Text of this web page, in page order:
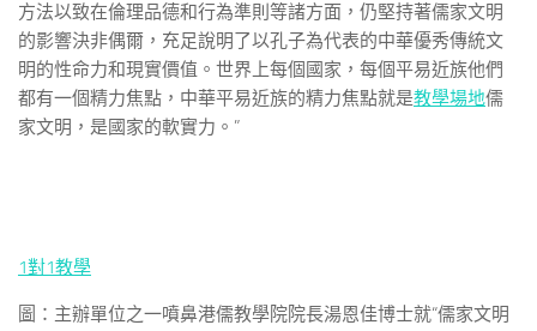
方法以致在倫理品德和行為準則等諸方面，仍堅持著儒家文明
的影響決非偶爾，充足說明了以孔子為代表的中華優秀傳統文
明的性命力和現實價值。世界上每個國家，每個平易近族他們
都有一個精力焦點，中華平易近族的精力焦點就是教學場地儒
家文明，是國家的軟實力。”
1對1教學
圖：主辦單位之一噴鼻港儒教學院院長湯恩佳博士就“儒家文明